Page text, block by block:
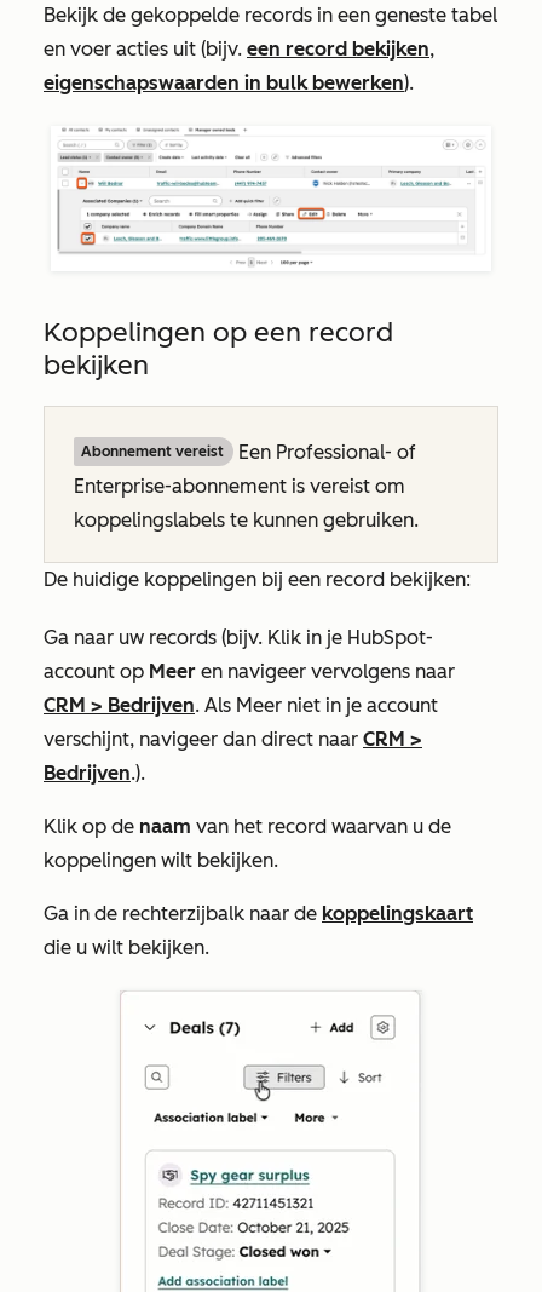
Bekijk de gekoppelde records in een geneste tabel
en voer acties uit (bijv. een record bekijken,
eigenschapswaarden in bulk bewerken).
Koppelingen op een record
bekijken
Abonnement vereist Een Professional- of
Enterprise-abonnement is vereist om
koppelingslabels te kunnen gebruiken.
De huidige koppelingen bij een record bekijken:
Ga naar uw records (bijv. Klik in je HubSpot-
account op Meer en navigeer vervolgens naar
CRM > Bedrijven. Als Meer niet in je account
verschijnt, navigeer dan direct naar CRM >
Bedrijven.).
Klik op de naam van het record waarvan u de
koppelingen wilt bekijken.
Ga in de rechterzijbalk naar de koppelingskaart
die u wilt bekijken.